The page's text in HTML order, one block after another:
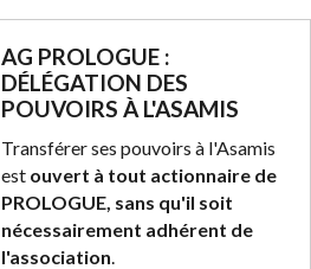
AG PROLOGUE :
DÉLÉGATION DES
POUVOIRS À L'ASAMIS
Transférer ses pouvoirs à l'Asamis
est ouvert à tout actionnaire de
PROLOGUE, sans qu'il soit
nécessairement adhérent de
l'association.